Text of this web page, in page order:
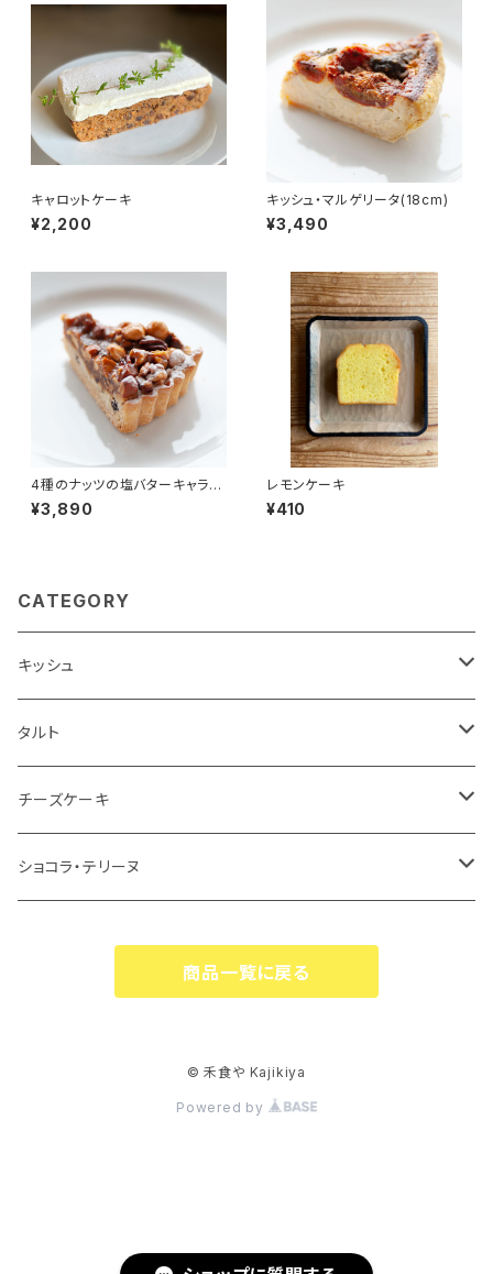
キャロットケーキ
¥2,200
キッシュ・マルゲリータ(18cm)
¥3,490
4種のナッツの塩バターキャラメ
ルタルト(18cm)
¥3,890
レモンケーキ
¥410
CATEGORY
キッシュ
1ホール
1ピース
タルト
1ホール
1ピース
チーズケーキ
1ホール
ショコラ・テリーヌ
商品一覧に戻る
© 禾食や Kajikiya
Powered by